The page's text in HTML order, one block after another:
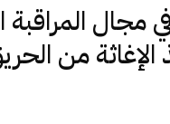
المراقبة
الإغاثة من